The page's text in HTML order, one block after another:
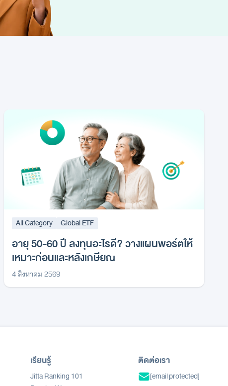
All Category Global ETF
อายุ 50-60 ปี ลงทุนอะไรดี? วางแผนพอร์ตให้
เหมาะก่อนและหลังเกษียณ
4 สิงหาคม 2569
เรียนรู้
Jitta Ranking 101
ติดต่อเรา
[email protected]